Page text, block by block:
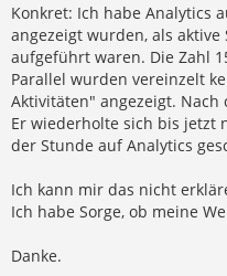
Konkret: Ich habe Analytics
angezeigt wurden, als
aufgeführt waren. Die Zahl
Parallel wurden vereinzelt
Aktivitäten" angezeigt. Nach
Er wiederholte sich bis jetzt
der Stunde auf Analytics
Ich kann mir das nicht
Ich habe Sorge, ob meine
Danke.